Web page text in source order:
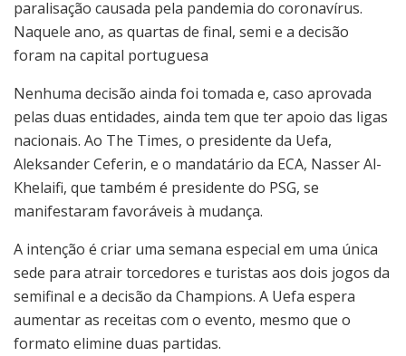
paralisação causada pela pandemia do coronavírus.
Naquele ano, as quartas de final, semi e a decisão
foram na capital portuguesa
Nenhuma decisão ainda foi tomada e, caso aprovada
pelas duas entidades, ainda tem que ter apoio das ligas
nacionais. Ao The Times, o presidente da Uefa,
Aleksander Ceferin, e o mandatário da ECA, Nasser Al-
Khelaifi, que também é presidente do PSG, se
manifestaram favoráveis à mudança.
A intenção é criar uma semana especial em uma única
sede para atrair torcedores e turistas aos dois jogos da
semifinal e a decisão da Champions. A Uefa espera
aumentar as receitas com o evento, mesmo que o
formato elimine duas partidas.